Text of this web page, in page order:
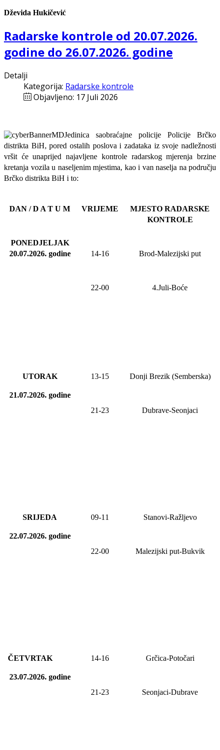
Dževida Hukičević
Radarske kontrole od 20.07.2026.
godine do 26.07.2026. godine
Detalji
Kategorija: Radarske kontrole
Objavljeno: 17 Juli 2026
Jedinica saobraćajne policije Policije Brčko
distrikta BiH, pored ostalih poslova i zadataka iz svoje nadležnosti
vršit će unaprijed najavljene kontrole radarskog mjerenja brzine
kretanja vozila u naseljenim mjestima, kao i van naselja na području
Brčko distrikta BiH i to:
DAN / D A T U M VRIJEME
MJESTO RADARSKE
KONTROLE
PONEDJELJAK
20.07.2026.godine 14-16 Brod-Malezijski put
22-00 4.Juli-Boće
UTORAK
21.07.2026.godine
13-15 Donji Brezik (Semberska)
21-23 Dubrave-Seonjaci
SRIJEDA
22.07.2026.godine
09-1 1 Stanovi-Ražljevo
22-00 Malezijski put-Bukvik
ČETVRTAK
23.07.2026.godine
14-16 Grčica-Potočari
21-23 Seonjaci-Dubrave